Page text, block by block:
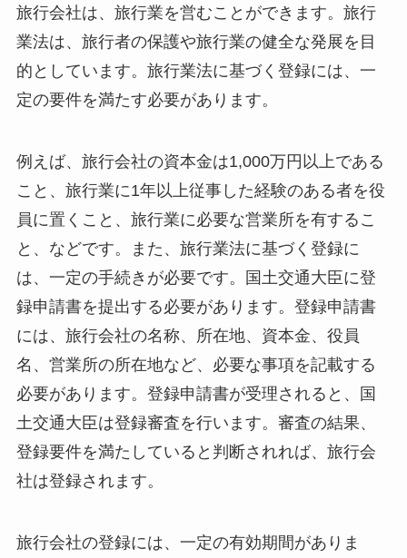
旅行会社は、旅行業を営むことができます。旅行
業法は、旅行者の保護や旅行業の健全な発展を目
的としています。旅行業法に基づく登録には、一
定の要件を満たす必要があります。
例えば、旅行会社の資本金は1,000万円以上である
こと、旅行業に1年以上従事した経験のある者を役
員に置くこと、旅行業に必要な営業所を有するこ
と、などです。また、旅行業法に基づく登録に
は、一定の手続きが必要です。国土交通大臣に登
録申請書を提出する必要があります。登録申請書
には、旅行会社の名称、所在地、資本金、役員
名、営業所の所在地など、必要な事項を記載する
必要があります。登録申請書が受理されると、国
土交通大臣は登録審査を行います。審査の結果、
登録要件を満たしていると判断されれば、旅行会
社は登録されます。
旅行会社の登録には、一定の有効期間がありま